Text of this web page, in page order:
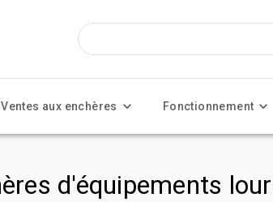
Ventes aux enchères Fonctionnement
d'équipements